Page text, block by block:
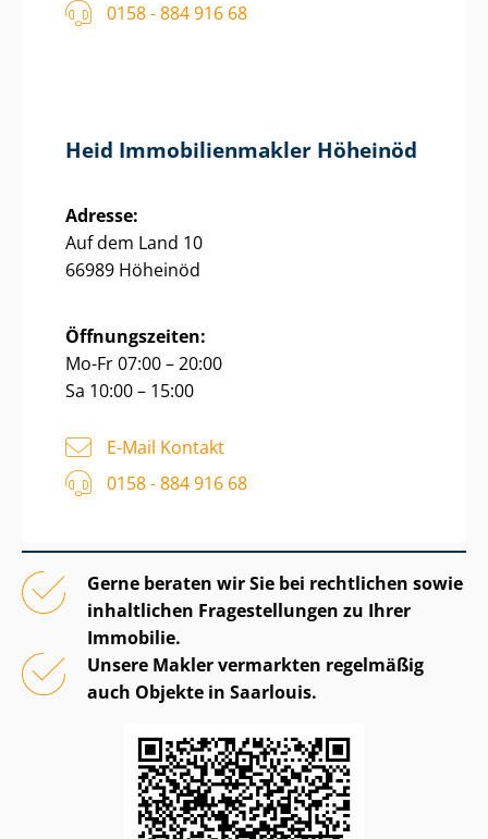
0158 - 884 916 68
Heid Im­mo­bi­li­en­mak­ler Höheinöd
Adresse:
Auf dem Land 10
66989 Höheinöd
Öffnungszeiten:
Mo-Fr 07:00 – 20:00
Sa 10:00 – 15:00
E-Mail Kontakt
0158 - 884 916 68
Gerne beraten wir Sie bei rechtlichen sowie
inhaltlichen Fragestellungen zu Ihrer
Immobilie.
Unsere Makler vermarkten regelmäßig
auch Objekte in Saarlouis.